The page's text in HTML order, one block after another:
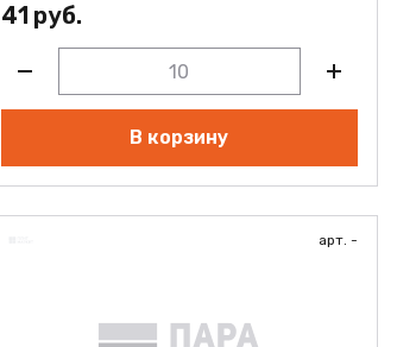
41 руб.
В корзину
арт. -